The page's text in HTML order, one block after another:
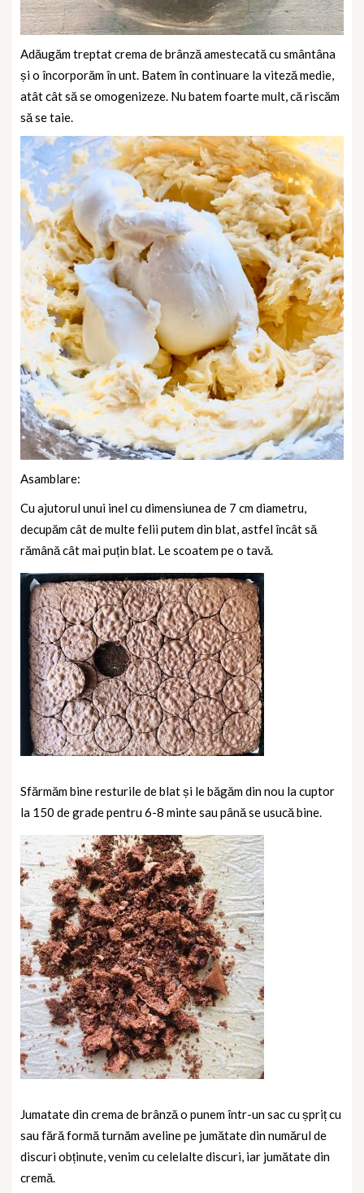
Adăugăm treptat crema de brânză amestecată cu smântâna
și o încorporăm în unt. Batem în continuare la viteză medie,
atât cât să se omogenizeze. Nu batem foarte mult, că riscăm
să se taie.
Asamblare:
Cu ajutorul unui inel cu dimensiunea de 7 cm diametru,
decupăm cât de multe felii putem din blat, astfel încât să
rămână cât mai puțin blat. Le scoatem pe o tavă.
Sfărmăm bine resturile de blat și le băgăm din nou la cuptor
la 150 de grade pentru 6-8 minte sau până se usucă bine.
Jumatate din crema de brânză o punem într-un sac cu șpriț cu
sau fără formă turnăm aveline pe jumătate din numărul de
discuri obținute, venim cu celelalte discuri, iar jumătate din
cremă.